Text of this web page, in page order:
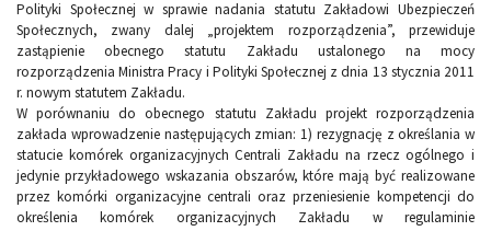
Polityki Społecznej w sprawie nadania statutu Zakładowi Ubezpieczeń
Społecznych, zwany dalej „projektem rozporządzenia”, przewiduje
zastąpienie obecnego statutu Zakładu ustalonego na mocy
rozporządzenia Ministra Pracy i Polityki Społecznej z dnia 13 stycznia 2011
r. nowym statutem Zakładu.
W porównaniu do obecnego statutu Zakładu projekt rozporządzenia
zakłada wprowadzenie następujących zmian: 1) rezygnację z określania w
statucie komórek organizacyjnych Centrali Zakładu na rzecz ogólnego i
jedynie przykładowego wskazania obszarów, które mają być realizowane
przez komórki organizacyjne centrali oraz przeniesienie kompetencji do
określenia komórek organizacyjnych Zakładu w regulaminie